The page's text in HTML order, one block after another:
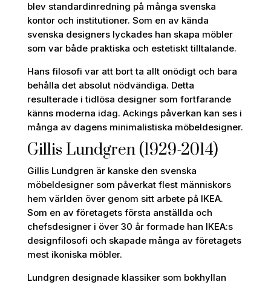
blev standardinredning på många svenska
kontor och institutioner. Som en av kända
svenska designers lyckades han skapa möbler
som var både praktiska och estetiskt tilltalande.
Hans filosofi var att bort ta allt onödigt och bara
behålla det absolut nödvändiga. Detta
resulterade i tidlösa designer som fortfarande
känns moderna idag. Ackings påverkan kan ses i
många av dagens minimalistiska möbeldesigner.
Gillis Lundgren (1929-2014)
Gillis Lundgren är kanske den svenska
möbeldesigner som påverkat flest människors
hem världen över genom sitt arbete på IKEA.
Som en av företagets första anställda och
chefsdesigner i över 30 år formade han IKEA:s
designfilosofi och skapade många av företagets
mest ikoniska möbler.
Lundgren designade klassiker som bokhyllan